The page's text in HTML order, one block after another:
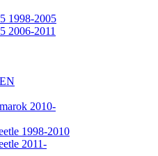
1998-2005
2006-2011
2010-
1998-2010
2011-